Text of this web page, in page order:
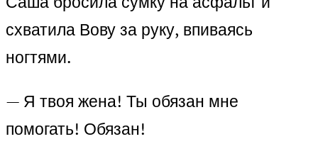
схватила Вову за руку, впиваясь
ногтями.
— Я твоя жена! Ты обязан мне
помогать! Обязан!